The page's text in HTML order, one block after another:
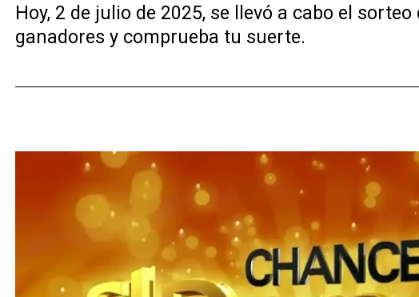
Hoy, 2 de julio de 2025, se llevó a cabo el
ganadores y comprueba tu suerte.